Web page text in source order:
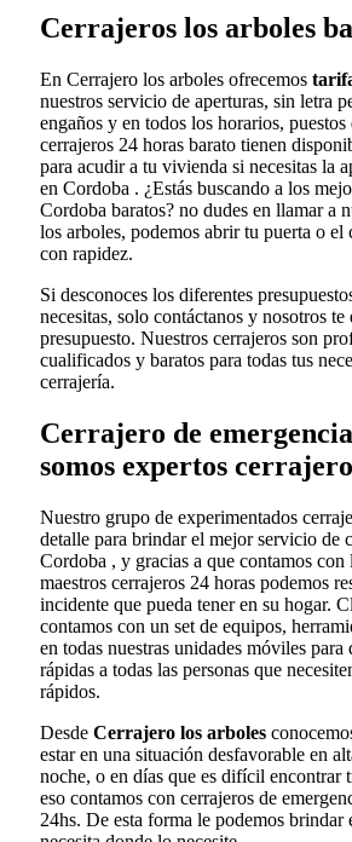
Cerrajeros los arboles
En Cerrajero los arboles ofrecemos
nuestros servicio de aperturas, sin letra
engaños y en todos los horarios, puestos
cerrajeros 24 horas barato tienen
para acudir a tu vivienda si necesitas la
en Cordoba . ¿Estás buscando a los
Cordoba baratos? no dudes en llamar a
los arboles, podemos abrir tu puerta o el
con rapidez.
Si desconoces los diferentes
necesitas, solo contáctanos y nosotros te
presupuesto. Nuestros cerrajeros son
cualificados y baratos para todas tus
cerrajería.
Cerrajero de
somos expertos
Nuestro grupo de experimentados
detalle para brindar el mejor servicio de
Cordoba , y gracias a que contamos con
maestros cerrajeros 24 horas podemos
incidente que pueda tener en su hogar.
contamos con un set de equipos,
en todas nuestras unidades móviles para
rápidas a todas las personas que
rápidos.
Desde Cerrajero los arboles
estar en una situación desfavorable en
noche, o en días que es difícil encontrar
eso contamos con cerrajeros de
24hs. De esta forma le podemos brindar